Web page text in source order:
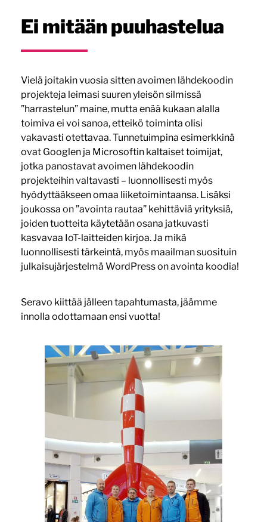
Ei mitään puuhastelua
Vielä joitakin vuosia sitten avoimen lähdekoodin
projekteja leimasi suuren yleisön silmissä
”harrastelun” maine, mutta enää kukaan alalla
toimiva ei voi sanoa, etteikö toiminta olisi
vakavasti otettavaa. Tunnetuimpina esimerkkinä
ovat Googlen ja Microsoftin kaltaiset toimijat,
jotka panostavat avoimen lähdekoodin
projekteihin valtavasti – luonnollisesti myös
hyödyttääkseen omaa liiketoimintaansa. Lisäksi
joukossa on ”avointa rautaa” kehittäviä yrityksiä,
joiden tuotteita käytetään osana jatkuvasti
kasvavaa IoT-laitteiden kirjoa. Ja mikä
luonnollisesti tärkeintä, myös maailman suosituin
julkaisujärjestelmä WordPress on avointa koodia!
Seravo kiittää jälleen tapahtumasta, jäämme
innolla odottamaan ensi vuotta!